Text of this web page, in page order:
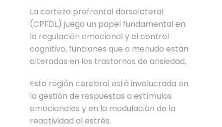
La corteza prefrontal dorsolateral
(CPFDL) juega un papel fundamental en
la regulación emocional y el control
cognitivo, funciones que a menudo están
alteradas en los trastornos de ansiedad.
Esta región cerebral está involucrada en
la gestión de respuestas a estímulos
emocionales y en la modulación de la
reactividad al estrés.